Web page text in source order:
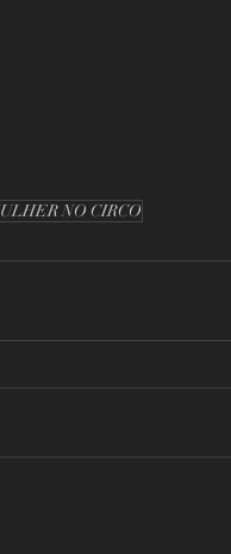
NO CIRCO